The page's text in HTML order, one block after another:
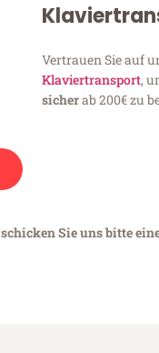
Vertrauen Sie auf
Klaviertransport,
sicherab 200€ zu
Sie uns bitte